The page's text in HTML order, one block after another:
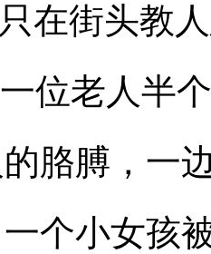
在街头教
位老人半
胳膊，一
个小女孩